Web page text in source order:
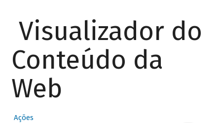
Visualizador do
Conteúdo da
Web
Ações